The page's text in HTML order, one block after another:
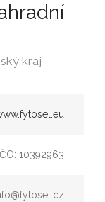
kraj
IČO: 10392963